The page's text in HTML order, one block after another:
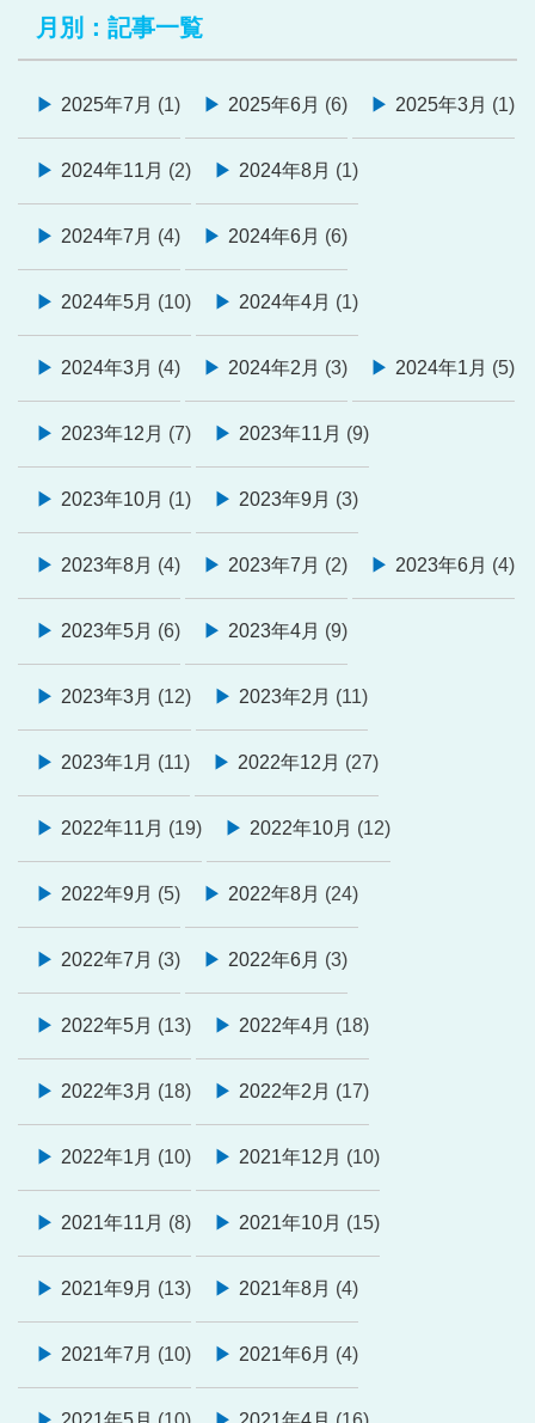
月別：記事一覧
2025年7月 (1) 2025年6月 (6) 2025年3月 (1)
2024年11月 (2) 2024年8月 (1)
2024年7月 (4) 2024年6月 (6)
2024年5月 (10) 2024年4月 (1)
2024年3月 (4) 2024年2月 (3) 2024年1月 (5)
2023年12月 (7) 2023年11月 (9)
2023年10月 (1) 2023年9月 (3)
2023年8月 (4) 2023年7月 (2) 2023年6月 (4)
2023年5月 (6) 2023年4月 (9)
2023年3月 (12) 2023年2月 (11)
2023年1月 (11) 2022年12月 (27)
2022年11月 (19) 2022年10月 (12)
2022年9月 (5) 2022年8月 (24)
2022年7月 (3) 2022年6月 (3)
2022年5月 (13) 2022年4月 (18)
2022年3月 (18) 2022年2月 (17)
2022年1月 (10) 2021年12月 (10)
2021年11月 (8) 2021年10月 (15)
2021年9月 (13) 2021年8月 (4)
2021年7月 (10) 2021年6月 (4)